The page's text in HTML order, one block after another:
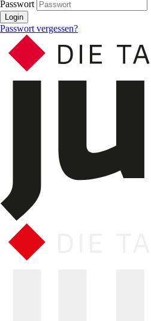
Passwort
Login
Passwort vergessen?